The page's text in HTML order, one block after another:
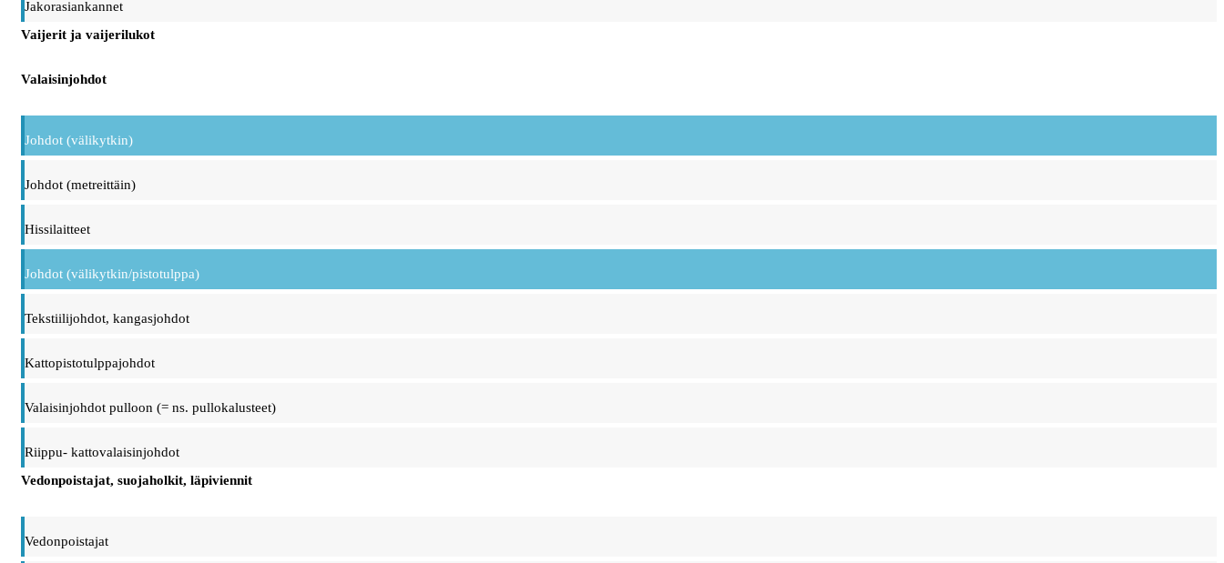
Jakorasiankannet
Vaijerit ja vaijerilukot
Valaisinjohdot
Johdot (välikytkin)
Johdot (metreittäin)
Hissilaitteet
Johdot (välikytkin/pistotulppa)
Tekstiilijohdot, kangasjohdot
Kattopistotulppajohdot
Valaisinjohdot pulloon (= ns. pullokalusteet)
Riippu- kattovalaisinjohdot
Vedonpoistajat, suojaholkit, läpiviennit
Vedonpoistajat